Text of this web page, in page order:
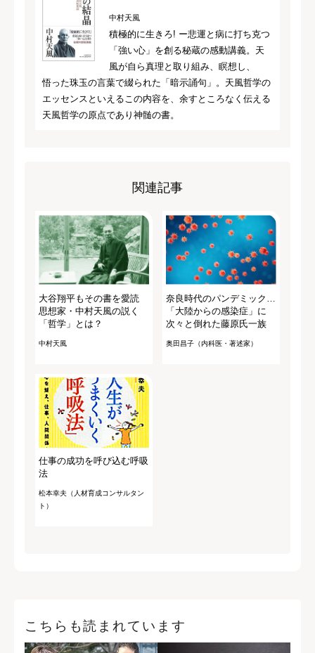
中村天風
積極的に生きろ! ー悲運と病に打ち克つ
「強い心」を創る秘蔵の感動講義。天
風が自ら真理と取り組み、瞑想し、
悟った珠玉の言葉で綴られた「暗示誦句」。天風哲学の
エッセンスといえるこの内容を、余すところなく伝える
天風哲学の原点であり神髄の書。
関連記事
大谷翔平もその書を愛読
思想家・中村天風の説く
「哲学」とは？
中村天風
奈良時代のパンデミック…
「大陸からの感染症」に
次々と倒れた藤原氏一族
奥田昌子（内科医・著述家）
仕事の成功を呼び込む呼吸
法
松本幸夫（人材育成コンサルタン
ト）
こちらも読まれています